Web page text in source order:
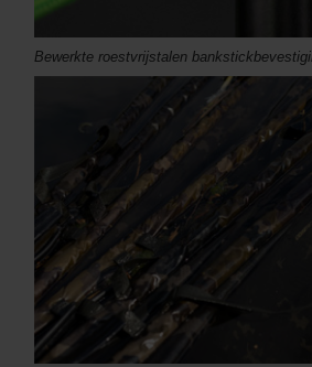
Bewerkte roestvrijstalen